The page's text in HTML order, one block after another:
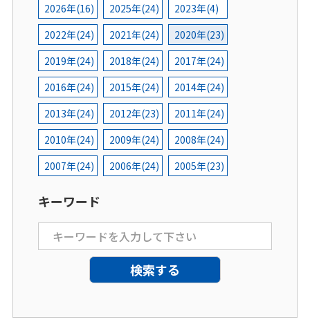
2026年(16) 2025年(24)
2023年(4)
2022年(24)
2021年(24)
2020年(23)
2019年(24)
2018年(24)
2017年(24)
2016年(24)
2015年(24)
2014年(24)
2013年(24)
2012年(23)
2011年(24)
2010年(24)
2009年(24)
2008年(24)
2007年(24)
2006年(24) 2005年(23)
キーワード